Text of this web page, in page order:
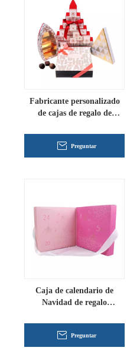
Fabricante personalizado
de cajas de regalo de
Preguntar
Caja de calendario de
Navidad de regalo
Preguntar